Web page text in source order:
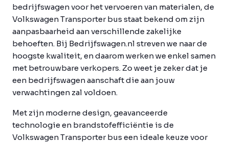
bedrijfswagen voor het vervoeren van materialen, de
Volkswagen Transporter bus staat bekend om zijn
aanpasbaarheid aan verschillende zakelijke
behoeften. Bij Bedrijfswagen.nl streven we naar de
hoogste kwaliteit, en daarom werken we enkel samen
met betrouwbare verkopers. Zo weet je zeker dat je
een bedrijfswagen aanschaft die aan jouw
verwachtingen zal voldoen.
Met zijn moderne design, geavanceerde
technologie en brandstofefficiëntie is de
Volkswagen Transporter bus een ideale keuze voor